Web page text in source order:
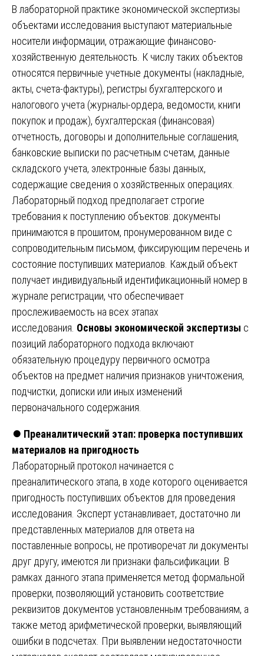
В лабораторной практике экономической экспертизы
объектами исследования выступают материальные
носители информации, отражающие финансово-
хозяйственную деятельность. К числу таких объектов
относятся первичные учетные документы (накладные,
акты, счета-фактуры), регистры бухгалтерского и
налогового учета (журналы-ордера, ведомости, книги
покупок и продаж), бухгалтерская (финансовая)
отчетность, договоры и дополнительные соглашения,
банковские выписки по расчетным счетам, данные
складского учета, электронные базы данных,
содержащие сведения о хозяйственных операциях.
Лабораторный подход предполагает строгие
требования к поступлению объектов: документы
принимаются в прошитом, пронумерованном виде с
сопроводительным письмом, фиксирующим перечень и
состояние поступивших материалов. Каждый объект
получает индивидуальный идентификационный номер в
журнале регистрации, что обеспечивает
прослеживаемость на всех этапах
исследования. Основы экономической экспертизы с
позиций лабораторного подхода включают
обязательную процедуру первичного осмотра
объектов на предмет наличия признаков уничтожения,
подчистки, дописки или иных изменений
первоначального содержания.
⏺️ Преаналитический этап: проверка поступивших
материалов на пригодность
Лабораторный протокол начинается с
преаналитического этапа, в ходе которого оценивается
пригодность поступивших объектов для проведения
исследования. Эксперт устанавливает, достаточно ли
представленных материалов для ответа на
поставленные вопросы, не противоречат ли документы
друг другу, имеются ли признаки фальсификации. В
рамках данного этапа применяется метод формальной
проверки, позволяющий установить соответствие
реквизитов документов установленным требованиям, а
также метод арифметической проверки, выявляющий
ошибки в подсчетах. При выявлении недостаточности